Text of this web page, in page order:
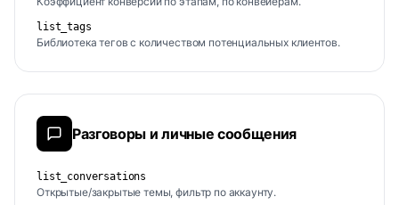
list_tags
Библиотека тегов с количеством потенциальных клиентов.
Разговоры и личные сообщения
list_conversations
Открытые/закрытые темы, фильтр по аккаунту.